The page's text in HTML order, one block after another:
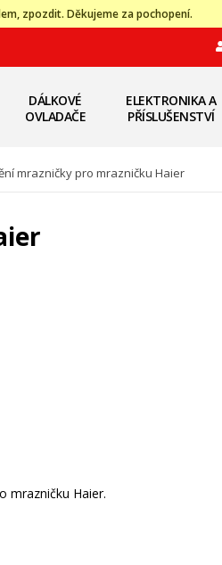
zpozdit. Děkujeme za pochopení.
DÁLKOVÉ
OVLADAČE
ELEKTRONIKA A
PŘÍSLUŠENSTVÍ
mrazničky pro mrazničku Haier
mrazničku Haier.